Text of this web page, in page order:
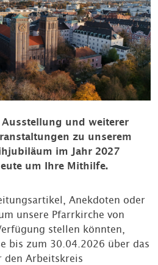
und weiterer
zu unserem
im Jahr 2027
um Ihre Mithilfe.
Anekdoten oder
unsere Pfarrkirche von
stellen könnten,
bis zum 30.04.2026 über das
den Arbeitskreis